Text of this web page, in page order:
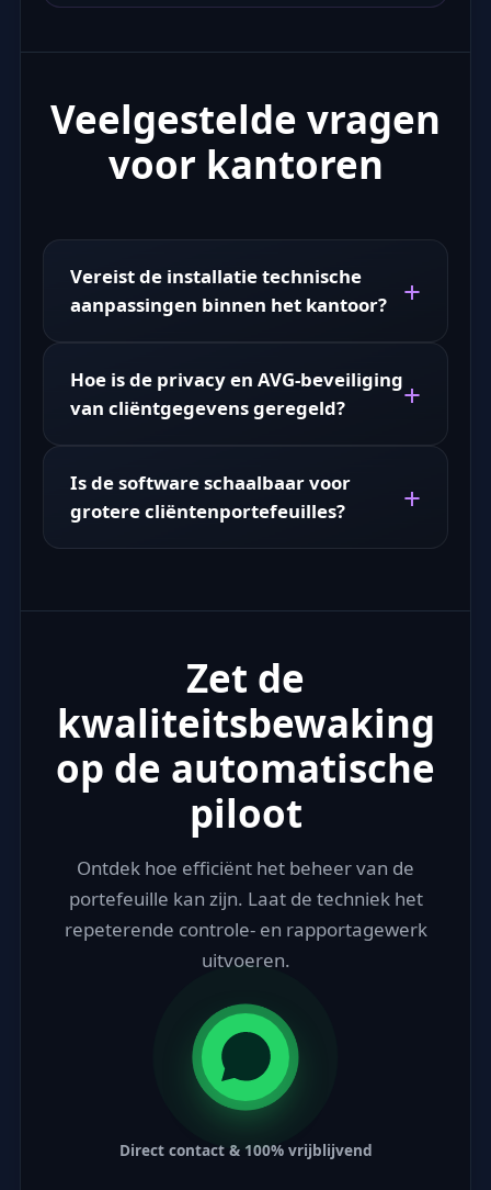
Veelgestelde vragen
voor kantoren
Vereist de installatie technische
aanpassingen binnen het kantoor?
Hoe is de privacy en AVG-beveiliging
van cliëntgegevens geregeld?
Is de software schaalbaar voor
grotere cliëntenportefeuilles?
Zet de
kwaliteitsbewaking
op de automatische
piloot
Ontdek hoe efficiënt het beheer van de
portefeuille kan zijn. Laat de techniek het
repeterende controle- en rapportagewerk
uitvoeren.
Direct contact & 100% vrijblijvend